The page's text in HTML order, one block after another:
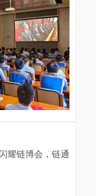
耀链博会，链通